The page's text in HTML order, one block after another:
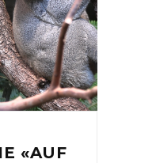
«AUF